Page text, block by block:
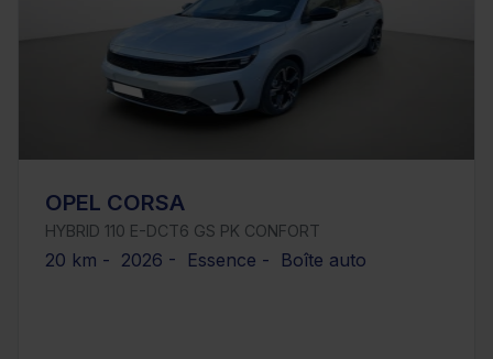
OPEL CORSA
HYBRID 110 E-DCT6 GS PK CONFORT
20 km - 2026 - Essence - Boîte auto